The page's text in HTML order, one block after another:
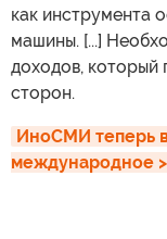
как инструмента
машины. [...]
доходов, который
сторон.
ИноСМИ теперь
международное